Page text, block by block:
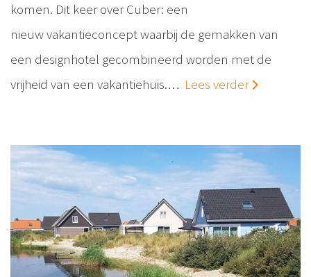
komen. Dit keer over Cuber: een
nieuw vakantieconcept waarbij de gemakken van
een designhotel gecombineerd worden met de
vrijheid van een vakantiehuis.… Lees verder